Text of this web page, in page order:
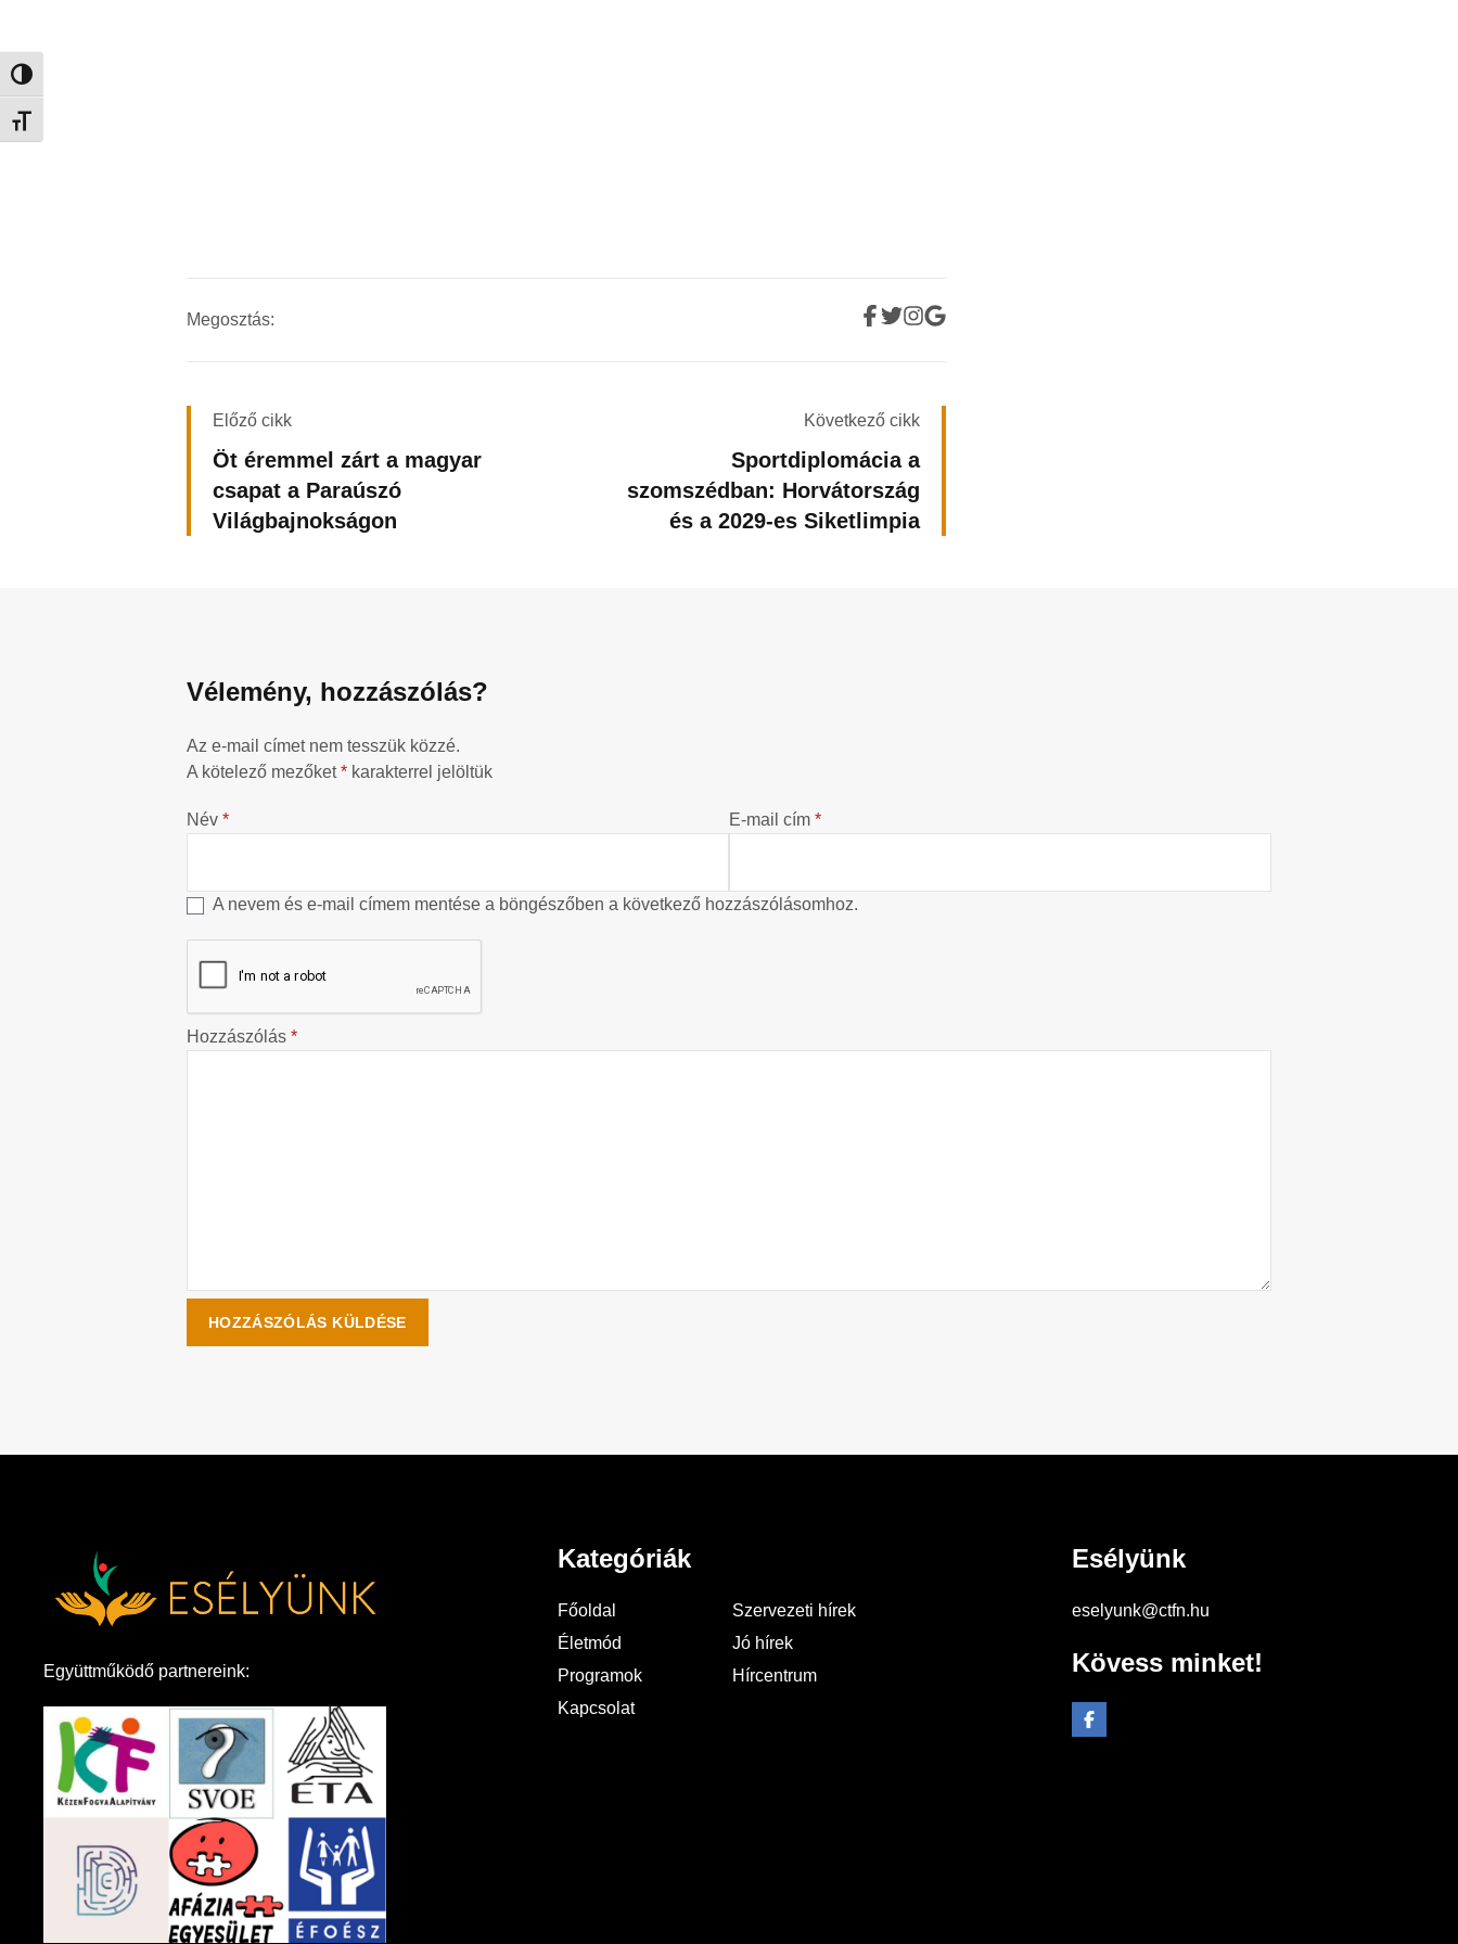
Nagy kontraszt váltása
Betűméret váltása
Megosztás:
Előző cikk
Öt éremmel zárt a magyar
csapat a Paraúszó
Világbajnokságon
Következő cikk
Sportdiplomácia a
szomszédban: Horvátország
és a 2029-es Siketlimpia
Vélemény, hozzászólás?
Az e-mail címet nem tesszük közzé.
A kötelező mezőket* karakterrel jelöltük
Név * E-mail cím *
A nevem és e-mail címem mentése a böngészőben a következő hozzászólásomhoz.
Hozzászólás *
Együttműködő partnereink:
Kategóriák
Főoldal
Szervezeti hírek
Életmód
Jó hírek
Programok
Hírcentrum
Kapcsolat
Esélyünk
eselyunk@ctfn.hu
Kövess minket!